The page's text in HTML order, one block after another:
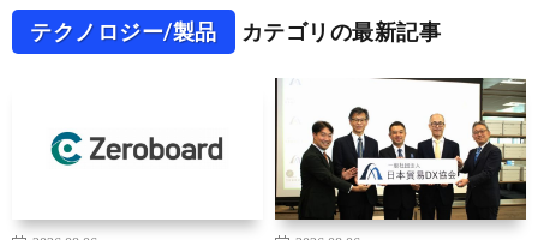
テクノロジー/製品 カテゴリの最新記事